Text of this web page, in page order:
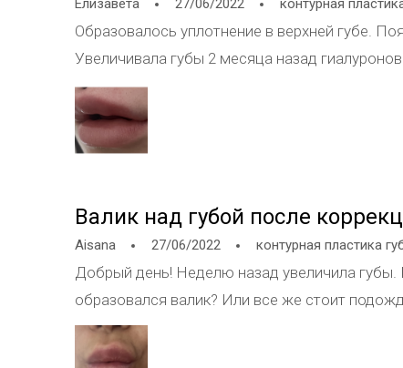
называет этот никак, говорит, что все
место. Но у меня сомнения, могу
так криво подшитая под веко.
проблемы, которые нужно решать, а не
достаточно, чтобы оценивать результат операции и как все-таки решить проблему
в моем случае?
Елизавета 27/06/2022 контурная
Образовалось уплотнение в верхней губе.
Увеличивала губы 2 месяца назад
Валик над губой после
Aisana 27/06/2022 контурная пластика
Добрый день! Неделю назад увеличила губы.
образовался валик? Или все же стоит